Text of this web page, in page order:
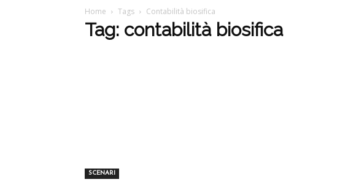
Home Tags Contabilità biosifica
Tag: contabilità biosifica
SCENARI